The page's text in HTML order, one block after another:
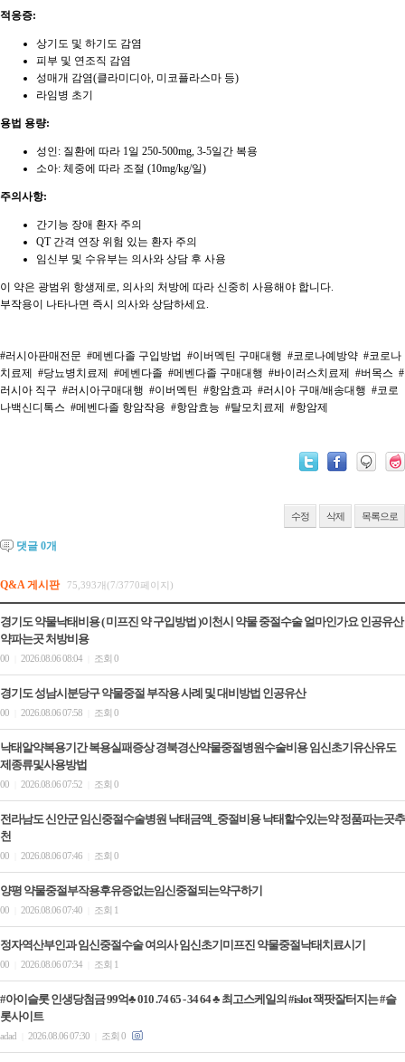
적응증:
상기도 및 하기도 감염
피부 및 연조직 감염
성매개 감염(클라미디아, 미코플라스마 등)
라임병 초기
용법 용량:
성인: 질환에 따라 1일 250-500mg, 3-5일간 복용
소아: 체중에 따라 조절 (10mg/kg/일)
주의사항:
간기능 장애 환자 주의
QT 간격 연장 위험 있는 환자 주의
임신부 및 수유부는 의사와 상담 후 사용
이 약은 광범위 항생제로, 의사의 처방에 따라 신중히 사용해야 합니다.
부작용이 나타나면 즉시 의사와 상담하세요.
#러시아판매전문 #메벤다졸 구입방법 #이버멕틴 구매대행 #코로나예방약 #코로나
치료제
#당뇨병치료제 #메벤다졸 #메벤다졸 구매대행 #바이러스치료제 #버목스 #
러시아 직구 #러시아구매대행 #이버멕틴 #항암효과 #러시아 구매/배송대행 #코로
나백신디톡스 #메벤다졸 항암작용 #항암효능 #탈모치료제 #항암제
수정 삭제 목록으로
댓글 0개
Q&A 게시판 75,393개(7/3770페이지)
경기도 약물낙태비용 ( 미프진 약 구입방법 )이천시 약물 중절수술 얼마인가요 인공유산
약파는곳 처방비용
00 2026.08.06 08:04 조회 0
경기도 성남시분당구 약물중절 부작용 사례 및 대비방법 인공유산
00 2026.08.06 07:58 조회 0
낙태알약복용기간 복용실패증상 경북경산약물중절병원수술비용 임신초기유산유도
제종류및사용방법
00 2026.08.06 07:52 조회 0
전라남도 신안군 임신중절수술병원 낙태금액_중절비용 낙태할수있는약 정품파는곳추
천
00 2026.08.06 07:46 조회 0
양평 약물중절부작용후유증없는임신중절되는약구하기
00 2026.08.06 07:40 조회 1
정자역산부인과 임신중절수술 여의사 임신초기미프진 약물중절낙태치료시기
00 2026.08.06 07:34 조회 1
#아이슬롯 인생당첨금 99억♣ 010 .74 65 - 34 64 ♣ 최고스케일의 #islot 잭팟잘터지는 #슬
롯사이트
adad 2026.08.06 07:30 조회 0